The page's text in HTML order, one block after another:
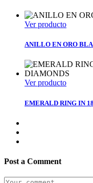
Ver producto
ANILLO EN ORO
Ver producto
EMERALD RING IN
Post a Comment